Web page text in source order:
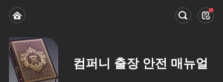
컴퍼니 출장 안전 매뉴얼